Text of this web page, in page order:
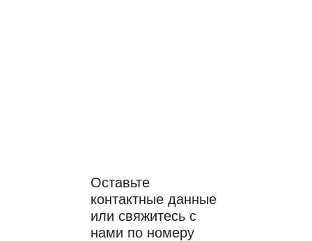
Оставьте
контактные данные
или свяжитесь с
нами по номеру